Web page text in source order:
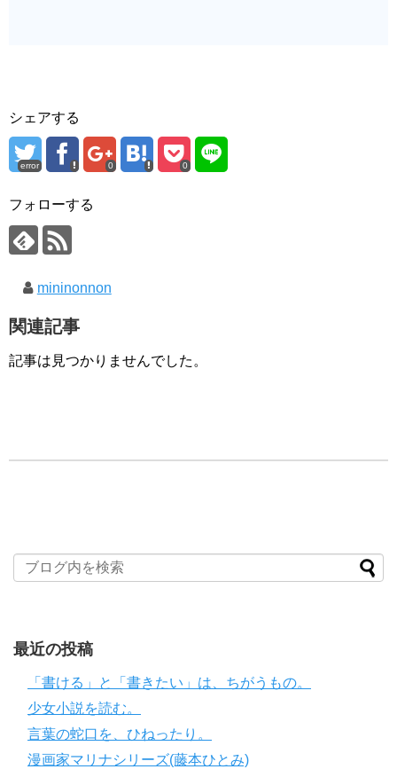
シェアする
error 0 0
フォローする
mininonnon
関連記事
記事は見つかりませんでした。
最近の投稿
「書ける」と「書きたい」は、ちがうもの。
少女小説を読む。
言葉の蛇口を、ひねったり。
漫画家マリナシリーズ(藤本ひとみ)